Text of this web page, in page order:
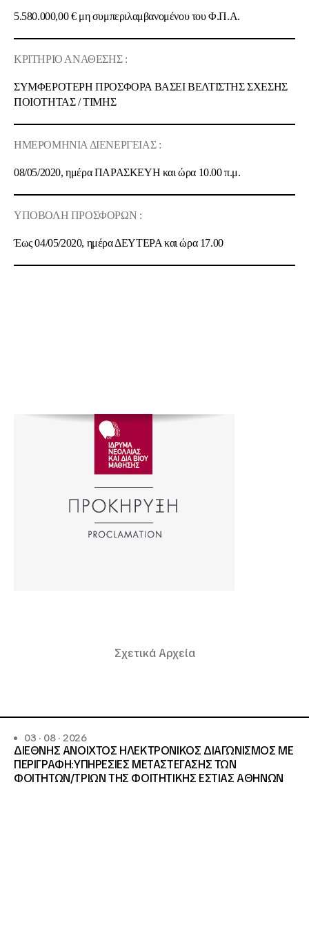
5.580.000,00 €μη συμπεριλαμβανομένου του Φ.Π.Α.
ΚΡΙΤΗΡΙΟ ΑΝΑΘΕΣΗΣ :
ΣΥΜΦΕΡΟΤΕΡΗ ΠΡΟΣΦΟΡΑ ΒΑΣΕΙ ΒΕΛΤΙΣΤΗΣ ΣΧΕΣΗΣ
ΠΟΙOΤΗΤΑΣ / ΤΙΜΗΣ
ΗΜΕΡΟΜΗΝΙΑ ΔΙΕΝΕΡΓΕΙΑΣ :
08/05/2020, ημέρα ΠΑΡΑΣΚΕΥΗ και ώρα 10.00 π.μ.
ΥΠΟΒΟΛΗ ΠΡΟΣΦΟΡΩΝ :
Έως 04/05/2020, ημέρα ΔΕΥΤΕΡΑ και ώρα 17.00
Σχετικά Αρχεία
03 · 08 · 2026
ΔΙΕΘΝΗΣ ΑΝΟΙΧΤΟΣ ΗΛΕΚΤΡΟΝΙΚΟΣ ΔΙΑΓΩΝΙΣΜΟΣ ΜΕ
ΠΕΡΙΓΡΑΦΗ:ΥΠΗΡΕΣΙΕΣ METAΣΤΕΓΑΣΗΣ ΤΩΝ
ΦΟΙΤΗΤΩΝ/ΤΡΙΩΝ ΤΗΣ ΦΟΙΤΗΤΙΚΗΣ ΕΣΤΙΑΣ ΑΘΗΝΩΝ